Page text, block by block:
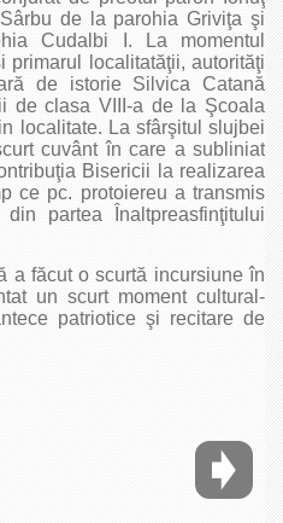
de la parohia Griviţa şi
Cudalbi I.
La momentul
primarul localitatăţii, autorităţi
de istorie Silvica Catană
de clasa VIII-a de la Şcoala
localitate. La sfârşitul slujbei
cuvânt în care a subliniat
Bisericii la realizarea
ce pc. protoiereu a transmis
partea Înaltpreasfinţitului
a făcut o scurtă incursiune în
un scurt moment cultural-
patriotice şi recitare de